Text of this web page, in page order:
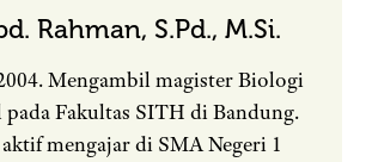
Rahman, S.Pd., M.Si.
Mengambil magister Biologi
pada Fakultas SITH di Bandung.
aktif mengajar di SMA Negeri 1